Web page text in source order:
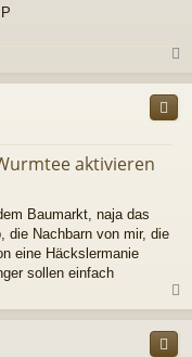
c
aktivieren
Baumarkt, naja das
die Nachbarn von mir, die
eine Häckslermanie
sollen einfach
a